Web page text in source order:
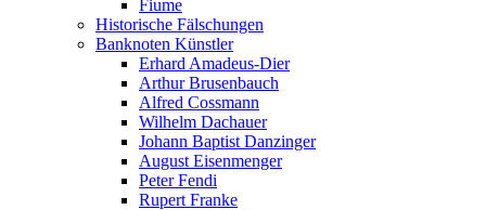
Fiume
Historische Fälschungen
Banknoten Künstler
Erhard Amadeus-Dier
Arthur Brusenbauch
Alfred Cossmann
Wilhelm Dachauer
Johann Baptist Danzinger
August Eisenmenger
Peter Fendi
Rupert Franke